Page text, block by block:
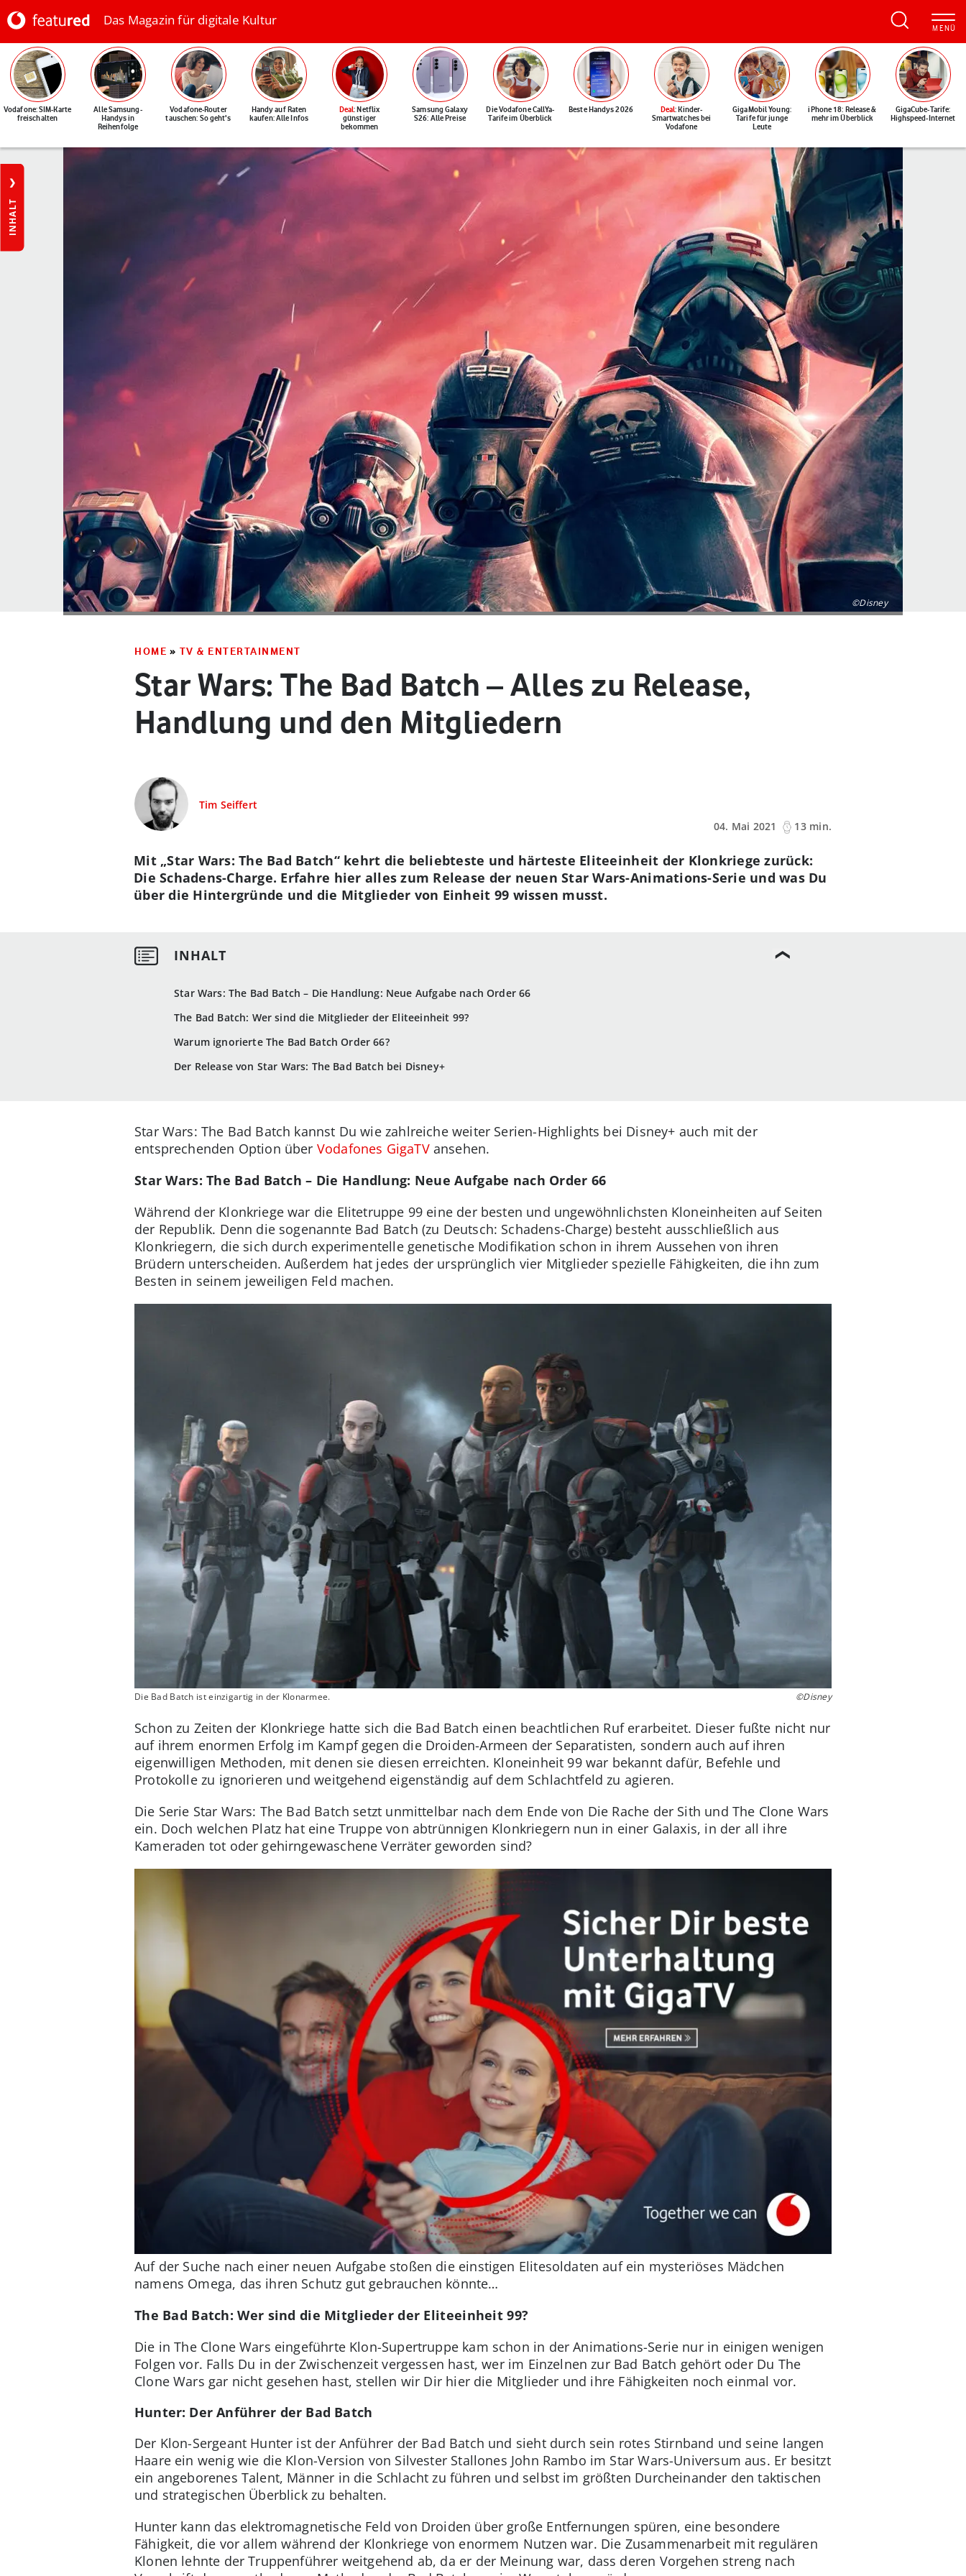
Das Magazin für digitale Kultur
Vodafone: SIM-Karte
freischalten
Alle Samsung-
Handys in
Reihenfolge
Vodafone-Router
tauschen: So geht's
Handy auf Raten
kaufen: Alle Infos
Deal: Netflix
günstiger
bekommen
Samsung Galaxy
S26: Alle Preise
Die Vodafone CallYa-
Tarife im Überblick
Beste Handys 2026 Deal: Kinder-
Smartwatches bei
Vodafone
GigaMobil Young:
Tarife für junge
Leute
iPhone 18: Release &
mehr im Überblick
GigaCube-Tarife:
Highspeed-Internet
INHALT
©Disney
HOME » TV & ENTERTAINMENT
Star Wars: The Bad Batch – Alles zu Release,
Handlung und den Mitgliedern
Tim Seiffert
04. Mai 2021
13 min.
Star Wars: The Bad Batch – Die Handlung: Neue Aufgabe nach Order 66
The Bad Batch: Wer sind die Mitglieder der Eliteeinheit 99?
Warum ignorierte The Bad Batch Order 66?
Der Release von Star Wars: The Bad Batch bei Disney+
Mit „Star Wars: The Bad Batch“ kehrt die beliebteste und härteste Eliteeinheit der Klonkriege zurück:
Die Schadens-Charge. Erfahre hier alles zum Release der neuen Star Wars-Animations-Serie und was Du
über die Hintergründe und die Mitglieder von Einheit 99 wissen musst.
Star Wars: The Bad Batch kannst Du wie zahlreiche weiter Serien-Highlights bei Disney+ auch mit der
entsprechenden Option über Vodafones GigaTVansehen.
Star Wars: The Bad Batch – Die Handlung: Neue Aufgabe nach Order 66
Während der Klonkriege war die Elitetruppe 99 eine der besten und ungewöhnlichsten Kloneinheiten auf Seiten
der Republik. Denn die sogenannte Bad Batch (zu Deutsch: Schadens-Charge) besteht ausschließlich aus
Klonkriegern, die sich durch experimentelle genetische Modifikation schon in ihrem Aussehen von ihren
Brüdern unterscheiden. Außerdem hat jedes der ursprünglich vier Mitglieder spezielle Fähigkeiten, die ihn zum
Besten in seinem jeweiligen Feld machen.
Die Bad Batch ist einzigartig in der Klonarmee. ©Disney
Schon zu Zeiten der Klonkriege hatte sich die Bad Batch einen beachtlichen Ruf erarbeitet. Dieser fußte nicht nur
auf ihrem enormen Erfolg im Kampf gegen die Droiden-Armeen der Separatisten, sondern auch auf ihren
eigenwilligen Methoden, mit denen sie diesen erreichten. Kloneinheit 99 war bekannt dafür, Befehle und
Protokolle zu ignorieren und weitgehend eigenständig auf dem Schlachtfeld zu agieren.
Die Serie Star Wars: The Bad Batch setzt unmittelbar nach dem Ende von Die Rache der Sith und The Clone Wars
ein. Doch welchen Platz hat eine Truppe von abtrünnigen Klonkriegern nun in einer Galaxis, in der all ihre
Kameraden tot oder gehirngewaschene Verräter geworden sind?
Auf der Suche nach einer neuen Aufgabe stoßen die einstigen Elitesoldaten auf ein mysteriöses Mädchen
namens Omega, das ihren Schutz gut gebrauchen könnte…
The Bad Batch: Wer sind die Mitglieder der Eliteeinheit 99?
Die in The Clone Wars eingeführte Klon-Supertruppe kam schon in der Animations-Serie nur in einigen wenigen
Folgen vor. Falls Du in der Zwischenzeit vergessen hast, wer im Einzelnen zur Bad Batch gehört oder Du The
Clone Wars gar nicht gesehen hast, stellen wir Dir hier die Mitglieder und ihre Fähigkeiten noch einmal vor.
Hunter: Der Anführer der Bad Batch
Der Klon-Sergeant Hunter ist der Anführer der Bad Batch und sieht durch sein rotes Stirnband und seine langen
Haare ein wenig wie die Klon-Version von Silvester Stallones John Rambo im Star Wars-Universum aus. Er besitzt
ein angeborenes Talent, Männer in die Schlacht zu führen und selbst im größten Durcheinander den taktischen
und strategischen Überblick zu behalten.
Hunter kann das elektromagnetische Feld von Droiden über große Entfernungen spüren, eine besondere
Fähigkeit, die vor allem während der Klonkriege von enormem Nutzen war. Die Zusammenarbeit mit regulären
Klonen lehnte der Truppenführer weitgehend ab, da er der Meinung war, dass deren Vorgehen streng nach